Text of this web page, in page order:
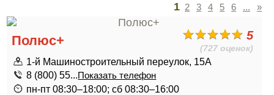
1 2 3 4 5 6 ... »
5
(727 оценок)
Полюс+
1-й Машиностроительный переулок, 15А
8 (800) 55...Показать телефон
пн-пт 08:30–18:00; сб 08:30–16:00